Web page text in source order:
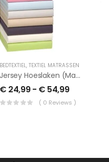
BED
BEDTEXTIEL, TEXTIEL MATRASSEN
Jersey Hoeslaken (Matras Extra Hoog)
€ 24,99 - € 54,99
( 0 Reviews )